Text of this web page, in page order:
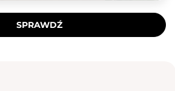
SPRAWDŹ